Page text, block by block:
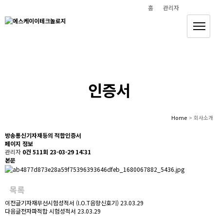
관리자
홈
인증서
Home > 회사소개
방송통신기자재등의 적합인증서
페이지 정보
관리자 0건 511회 23-03-29 14:31
본문
목록
이전글기자재무선시험성적서 (I.O.T음향신호기) 23.03.29
다음글전자파적합 시험성적서 23.03.29